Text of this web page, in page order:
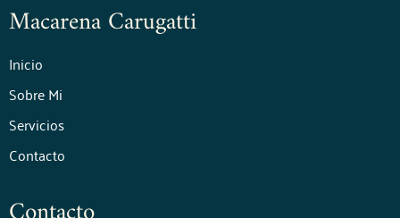
Macarena Carugatti
Inicio
Sobre Mi
Servicios
Contacto